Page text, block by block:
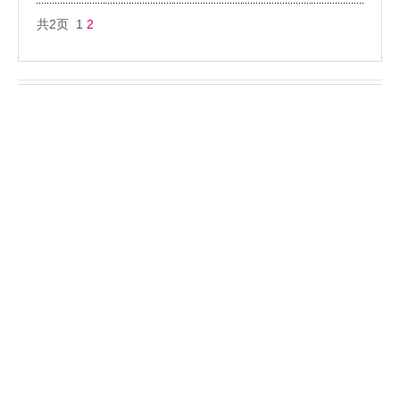
共2页 1 2